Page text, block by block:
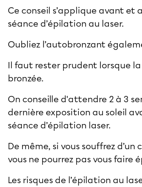
Ce conseil s’applique avant et
séance d’épilation au laser.
Oubliez l’autobronzant
Il faut rester prudent lorsque
bronzée.
On conseille d'attendre 2 à 3
dernière exposition au soleil
séance d’épilation laser.
De même, si vous souffrez d’un
vous ne pourrez pas vous faire
Les risques de l’épilation au